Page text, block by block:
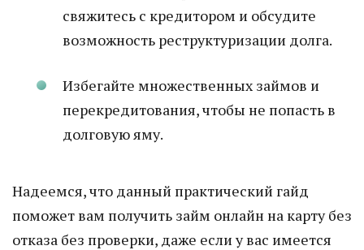
свяжитесь с кредитором и обсудите
возможность реструктуризации долга.
Избегайте множественных займов и
перекредитования, чтобы не попасть в
долговую яму.
Надеемся, что данный практический гайд
поможет вам получить займ онлайн на карту без
отказа без проверки, даже если у вас имеется